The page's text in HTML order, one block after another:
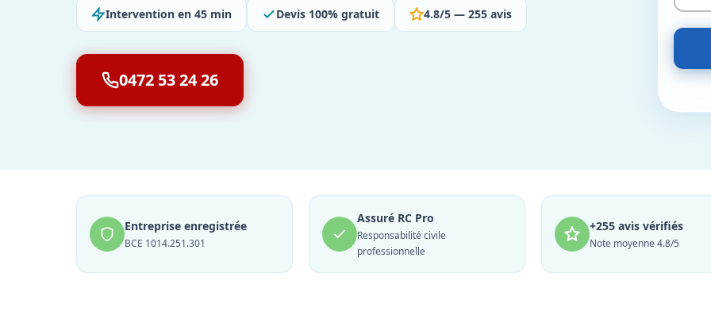
Intervention en 45 min Devis 100% gratuit 4.8/5 — 255 avis
0472 53 24 26
Entreprise enregistrée
BCE 1014.251.301
Assuré RC Pro
Responsabilité civile
professionnelle
+255 avis vérifiés
Note moyenne 4.8/5